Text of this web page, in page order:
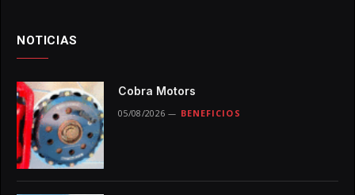
NOTICIAS
Cobra Motors
05/08/2026 BENEFICIOS